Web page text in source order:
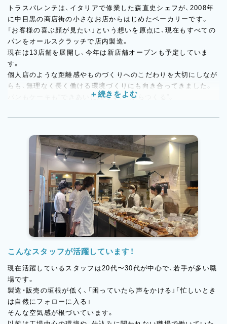
トラスパレンテは、イタリアで修業した森直史シェフが、2008年
に中目黒の商店街の小さなお店からはじめたベーカリーです。
「お客様の喜ぶ顔が見たい」という想いを原点に、現在もすべての
パンをオールスクラッチで店内製造。
現在は13店舗を展開し、今年は新店舗オープンも予定していま
す。
個人店のような距離感やものづくりへのこだわりを大切にしなが
らも、無理なく長く働ける環境づくりにも向き合ってきました。
パンもケーキも“できあいに頼らず、一からつくる”。
つくっています。
新たなチャレンジとなるお店です。
これまで培ってきたオールスクラッチの製造スタイルや、お店づ
くりの考え方をそのままに、
新しい場所でトラスパレンテらしさを広げていきます。
立ち上げから関われる貴重なタイミング。
「新しいお店を一緒につくっていきたい」という方を歓迎します。
こんなスタッフが活躍しています！
現在活躍しているスタッフは20代〜30代が中心で、若手が多い職
場です。
製造・販売の垣根が低く、「困っていたら声をかける」「忙しいとき
は自然にフォローに入る」
そんな空気感が根づいています。